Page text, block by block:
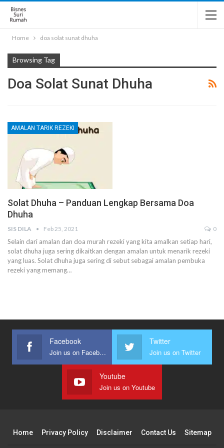
Home doa solat sunat dhuha
Browsing Tag
Doa Solat Sunat Dhuha
AMALAN TARIK REZEKI
Solat Dhuha – Panduan Lengkap Bersama Doa
Dhuha
SIS DILA Feb 25, 2021 0
Selain dari amalan dan doa murah rezeki yang kita amalkan setiap hari,
solat dhuha juga sering dikaitkan dengan amalan untuk menarik rezeki
yang luas. Solat dhuha juga sering di sebut sebagai amalan pembuka
rezeki yang memang…
Facebook
Join us on Facebook
Twitter
Join us on Twitter
Youtube
Join us on Youtube
Home Privacy Policy Disclaimer Contact Us Sitemap